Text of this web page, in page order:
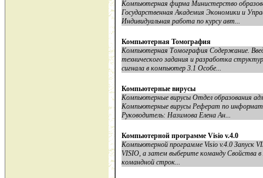
Компьютерная фирма Министерство
Государственная Академия Экономики и
Индивидуальная работа по курсу авт...
Компьютерная Томография
Компьютерная Томография Содержание.
технического задания и разработка
сигнала в компьютер 3.1 Особе...
Компьютерные вирусы
Компьютерные вирусы Отдел образования
Компьютерные вирусы Реферат по
Руководитель: Назимова Елена Ан...
Компьютерной программе Visio v.4.0
Компьютерной программе Visio v.4.0 Запуск
VISIO, а затем выберите команду Свойства
командной строк...